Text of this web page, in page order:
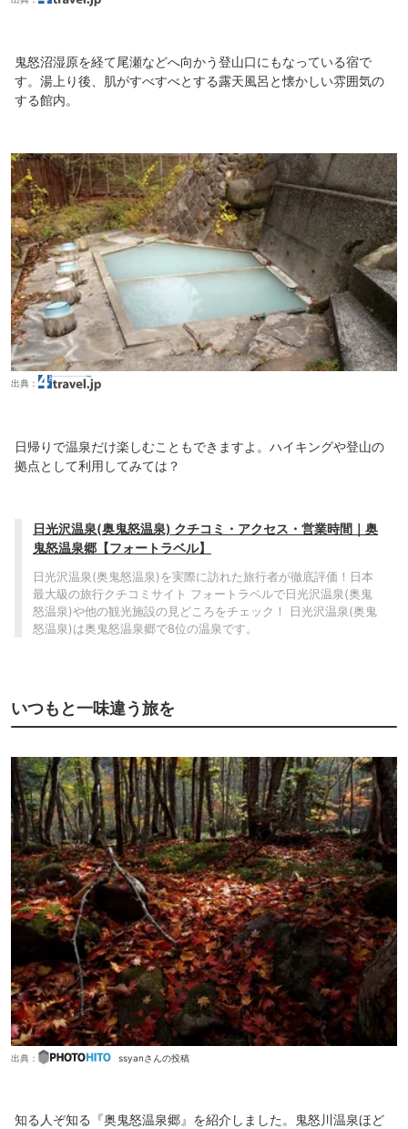
鬼怒沼湿原を経て尾瀬などへ向かう登山口にもなっている宿で
す。湯上り後、肌がすべすべとする露天風呂と懐かしい雰囲気の
する館内。
出典：
日帰りで温泉だけ楽しむこともできますよ。ハイキングや登山の
拠点として利用してみては？
日光沢温泉(奥鬼怒温泉) クチコミ・アクセス・営業時間｜奥
鬼怒温泉郷【フォートラベル】
日光沢温泉(奥鬼怒温泉)を実際に訪れた旅行者が徹底評価！日本
最大級の旅行クチコミサイト フォートラベルで日光沢温泉(奥鬼
怒温泉)や他の観光施設の見どころをチェック！ 日光沢温泉(奥鬼
怒温泉)は奥鬼怒温泉郷で8位の温泉です。
いつもと一味違う旅を
出典： ssyanさんの投稿
知る人ぞ知る『奥鬼怒温泉郷』を紹介しました。鬼怒川温泉ほど